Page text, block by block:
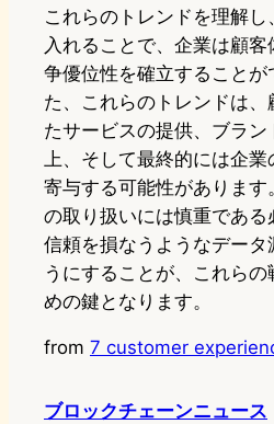
これらのトレンドを理解し
入れることで、企業は顧
争優位性を確立することが
た、これらのトレンドは
たサービスの提供、ブラ
上、そして最終的には企業
寄与する可能性があります
の取り扱いには慎重であ
信頼を損なうようなデータ
うにすることが、これら
めの鍵となります。
from 7 customer
ブロックチェーンニュース